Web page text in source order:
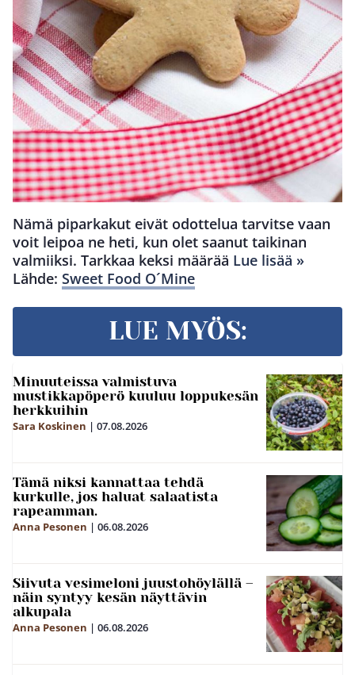
Nämä piparkakut eivät odottelua tarvitse vaan
voit leipoa ne heti, kun olet saanut taikinan
valmiiksi. Tarkkaa keksi määrää Lue lisää »
Lähde: Sweet Food O´Mine
LUE MYÖS:
Minuuteissa valmistuva
mustikkapöperö kuuluu loppukesän
herkkuihin
Sara Koskinen | 07.08.2026
Tämä niksi kannattaa tehdä
kurkulle, jos haluat salaatista
rapeamman.
Anna Pesonen | 06.08.2026
Siivuta vesimeloni juustohöylällä –
näin syntyy kesän näyttävin
alkupala
Anna Pesonen | 06.08.2026